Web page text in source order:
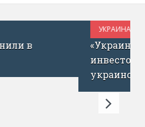
как Израиль до ICQ»:
о запуске фонда для